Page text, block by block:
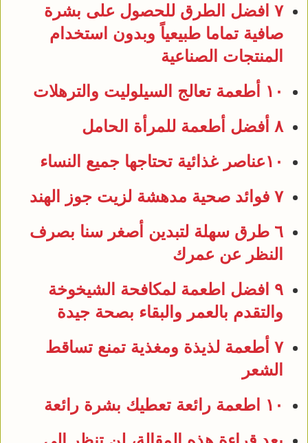
٧ افضل الطرق للحصول على بشرة
صافية تماما طبيعياً وبدون استخدام
المنتجات الصناعية
١٠ أطعمة تعالج السيلوليت والترهلات
٨ أفضل أطعمة للمرأة الحامل
١٠عناصر غذائية تحتاجها جميع النساء
٧ فوائد صحية مدهشة لزيت جوز الهند
٦ طرق سهلة لتبدين أصغر سنا بصرف
النظر عن عمرك
٩ افضل اطعمة لمكافحة الشيخوخة
والتقدم بالعمر والبقاء بصحة جيدة
٧ أطعمة لذيذة ومغذية تمنع تساقط
الشعر
١٠ اطعمة رائعة تعطيك بشرة رائعة